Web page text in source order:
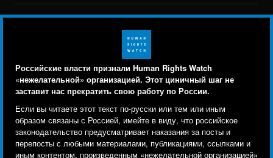
Российские власти признали Human Rights Watch
«нежелательной» организацией. Этот циничный шаг не
заставит нас прекратить свою работу по России.
Если вы читаете этот текст по-русски или тем или иным
образом связаны с Россией, имейте в виду, что российское
законодательство предусматривает наказания за посты и
перепосты с любыми материалами, публикациями, ссылками и
иным контентом, произведенным «нежелательной организацией»
Свяжитесь с нами
menu
Заявление о политике конфиденциальности
Карта сайта
Text Version
© 2026 Human Rights Watch
Human Rights Watch| 350 Fifth Avenue, 34th Floor | New York,NY
10118-3299USA|t1.212.290.4700
Human Rights Watch cookie preferences
Мы используем файлы cookie, технологии
отслеживания и сторонние аналитические
инструменты, чтобы лучше понять, кто посещает
сайт, и улучшить ваш опыт взаимодействия с ним.